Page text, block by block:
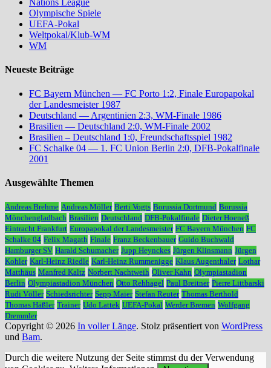
Nations League
Olympische Spiele
UEFA-Pokal
Weltpokal/Klub-WM
WM
Neueste Beiträge
FC Bayern München — FC Porto 1:2, Finale Europapokal
der Landesmeister 1987
Deutschland — Argentinien 2:3, WM-Finale 1986
Brasilien — Deutschland 2:0, WM-Finale 2002
Brasilien – Deutschland 1:0, Freundschaftsspiel 1982
FC Schalke 04 — 1. FC Union Berlin 2:0, DFB-Pokalfinale
2001
Ausgewählte Themen
Andreas Brehme Andreas Möller Berti Vogts Borussia Dortmund Borussia
Mönchengladbach Brasilien Deutschland DFB-Pokalfinale Dieter Hoeneß
Eintracht Frankfurt Europapokal der Landesmeister FC Bayern München FC
Schalke 04 Felix Magath Finale Franz Beckenbauer Guido Buchwald
Hamburger SV Harald Schumacher Jupp Heynckes Jürgen Klinsmann Jürgen
Kohler Karl-Heinz Riedle Karl-Heinz Rummenigge Klaus Augenthaler Lothar
Matthäus Manfred Kaltz Norbert Nachtweih Oliver Kahn Olympiastadion
Berlin Olympiastadion München Otto Rehhagel Paul Breitner Pierre Littbarski
Rudi Völler Schiedsrichter Sepp Maier Stefan Reuter Thomas Berthold
Thomas Häßler Trainer Udo Lattek UEFA-Pokal Werder Bremen Wolfgang
Dremmler
Copyright © 2026 In voller Länge. Stolz präsentiert von WordPress
und Bam.
Durch die weitere Nutzung der Seite stimmst du der Verwendung